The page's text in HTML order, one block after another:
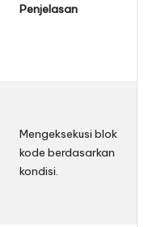
Penjelasan
Mengeksekusi blok
kode berdasarkan
kondisi.